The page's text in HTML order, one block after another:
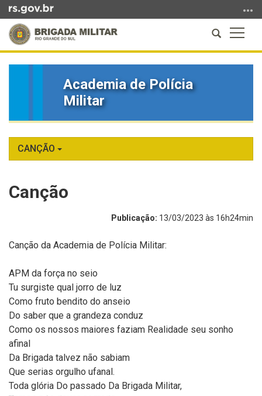
para
conteúdo
busca
a
Abrir
a
busca
Academia de Polícia
Militar
CANÇÃO
Canção
Publicação: 13/03/2023 às 16h24min
Canção da Academia de Polícia Militar:
APM da força no seio
Tu surgiste qual jorro de luz
Como fruto bendito do anseio
Do saber que a grandeza conduz
Como os nossos maiores faziam Realidade seu sonho
afinal
Da Brigada talvez não sabiam
Que serias orgulho ufanal.
Toda glória Do passado Da Brigada Militar,